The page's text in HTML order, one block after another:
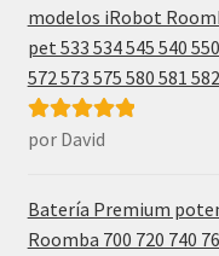
modelos iRobot
pet 533 534 545 540
572 573 575 580 581
Valorado con
por David
Batería Premium
Roomba 700 720 740